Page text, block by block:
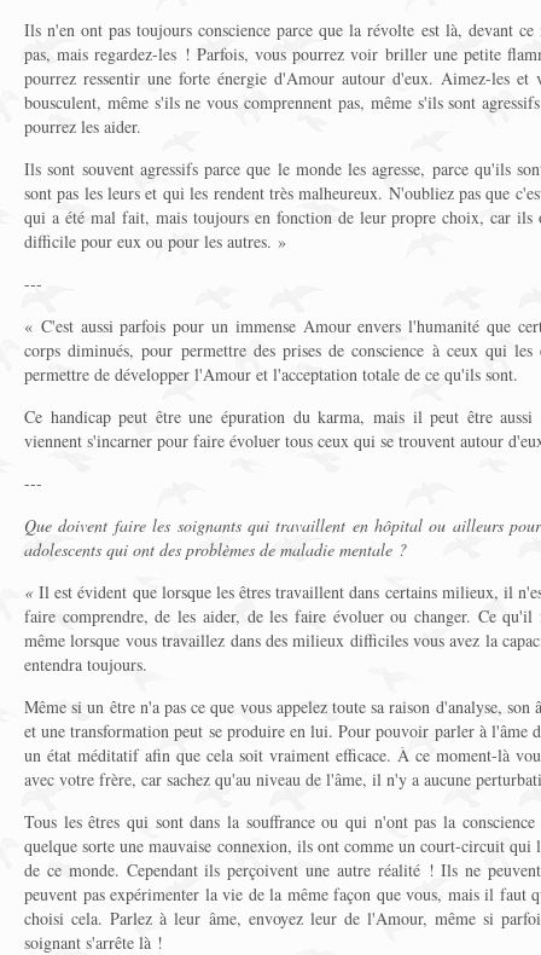
Ils n'en ont pas toujours conscience parce que la révolte est là, devant
pas, mais regardez-les ! Parfois, vous pourrez voir briller une petite
pourrez ressentir une forte énergie d'Amour autour d'eux. Aimez-les et
bousculent, même s'ils ne vous comprennent pas, même s'ils sont
pourrez les aider.
Ils sont souvent agressifs parce que le monde les agresse, parce qu'ils
sont pas les leurs et qui les rendent très malheureux. N'oubliez pas que
qui a été mal fait, mais toujours en fonction de leur propre choix, car ils
difficile pour eux ou pour les autres. »
---
« C'est aussi parfois pour un immense Amour envers l'humanité que
corps diminués, pour permettre des prises de conscience à ceux qui
permettre de développer l'Amour et l'acceptation totale de ce qu'ils sont.
Ce handicap peut être une épuration du karma, mais il peut être
viennent s'incarner pour faire évoluer tous ceux qui se trouvent autour
---
Que doivent faire les soignants qui travaillent en hôpital ou ailleurs
adolescents qui ont des problèmes de maladie mentale ?
«Il est évident que lorsque les êtres travaillent dans certains milieux, il
faire comprendre, de les aider, de les faire évoluer ou changer. Ce qu'il
même lorsque vous travaillez dans des milieux difficiles vous avez la
entendra toujours.
Même si un être n'a pas ce que vous appelez toute sa raison d'analyse,
et une transformation peut se produire en lui. Pour pouvoir parler à l'âme
un état méditatif afin que cela soit vraiment efficace. À ce moment-là
avec votre frère, car sachez qu'au niveau de l'âme, il n'y a aucune
Tous les êtres qui sont dans la souffrance ou qui n'ont pas la
quelque sorte une mauvaise connexion, ils ont comme un court-circuit qui
de ce monde. Cependant ils perçoivent une autre réalité ! Ils ne
peuvent pas expérimenter la vie de la même façon que vous, mais il faut
choisi cela. Parlez à leur âme, envoyez leur de l'Amour, même si
soignant s'arrête là !